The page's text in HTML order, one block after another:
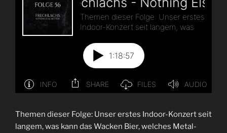
Themen dieser Folge: Unser erstes Indoor-Konzert seit
langem, was kann das Wacken Bier, welches Metal-